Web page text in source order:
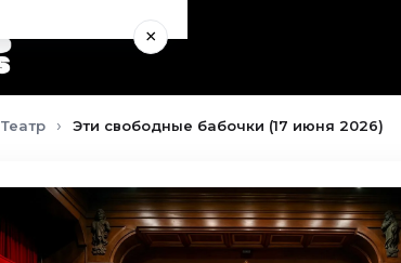
×
Театр Эти свободные бабочки (17 июня 2026)